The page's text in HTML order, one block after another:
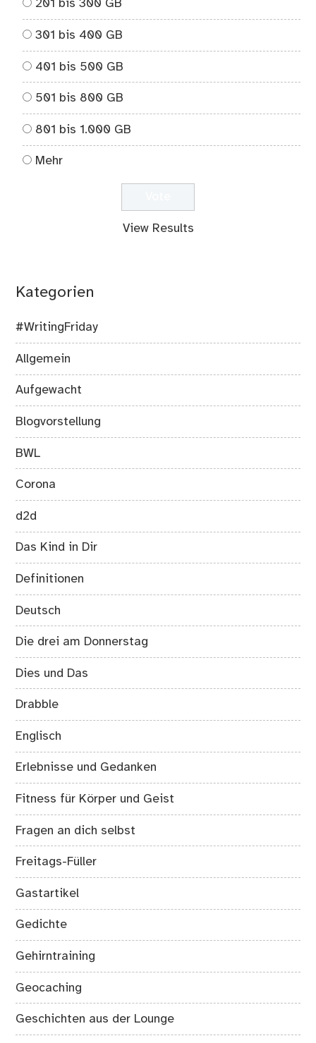
201 bis 300 GB
301 bis 400 GB
401 bis 500 GB
501 bis 800 GB
801 bis 1.000 GB
Mehr
View Results
Kategorien
#WritingFriday
Allgemein
Aufgewacht
Blogvorstellung
BWL
Corona
d2d
Das Kind in Dir
Definitionen
Deutsch
Die drei am Donnerstag
Dies und Das
Drabble
Englisch
Erlebnisse und Gedanken
Fitness für Körper und Geist
Fragen an dich selbst
Freitags-Füller
Gastartikel
Gedichte
Gehirntraining
Geocaching
Geschichten aus der Lounge